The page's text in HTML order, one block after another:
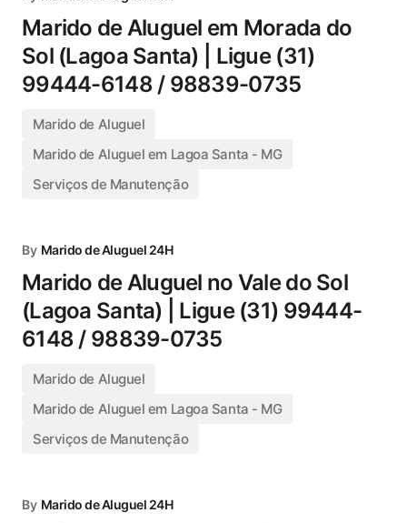
Marido de Aluguel em Morada do
Sol (Lagoa Santa) | Ligue (31)
99444-6148 / 98839-0735
Marido de Aluguel
Marido de Aluguel em Lagoa Santa - MG
Serviços de Manutenção
By Marido de Aluguel 24H
Marido de Aluguel no Vale do Sol
(Lagoa Santa) | Ligue (31) 99444-
6148 / 98839-0735
Marido de Aluguel
Marido de Aluguel em Lagoa Santa - MG
Serviços de Manutenção
By Marido de Aluguel 24H